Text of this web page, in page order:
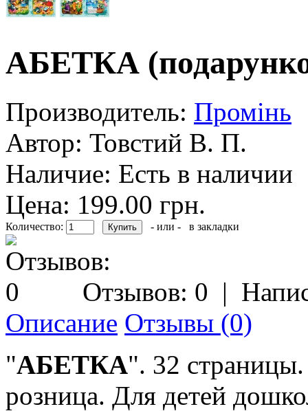
АБЕТКА
Производитель: Промiнь
Автор: Товстий В. П.
Наличие: Есть в наличии
Цена: 199.00 грн.
Количество: - или - в закладки
Отзывов: 0 |
Описание Отзывы (0)
"АБЕТКА". 32
розница. Для детей